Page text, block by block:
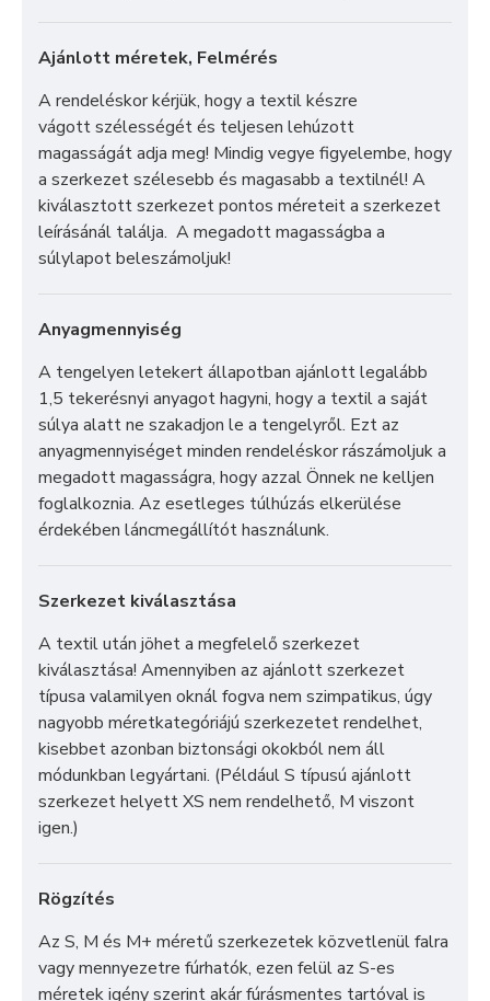
Ajánlott méretek, Felmérés
A rendeléskor kérjük, hogy a textil készre
vágott szélességét és teljesen lehúzott
magasságát adja meg! Mindig vegye figyelembe, hogy
a szerkezet szélesebb és magasabb a textilnél! A
kiválasztott szerkezet pontos méreteit a szerkezet
leírásánál találja. A megadott magasságba a
súlylapot beleszámoljuk!
Anyagmennyiség
A tengelyen letekert állapotban ajánlott legalább
1,5 tekerésnyi anyagot hagyni, hogy a textil a saját
súlya alatt ne szakadjon le a tengelyről. Ezt az
anyagmennyiséget minden rendeléskor rászámoljuk a
megadott magasságra, hogy azzal Önnek ne kelljen
foglalkoznia. Az esetleges túlhúzás elkerülése
érdekében láncmegállítót használunk.
Szerkezet kiválasztása
A textil után jöhet a megfelelő szerkezet
kiválasztása! Amennyiben az ajánlott szerkezet
típusa valamilyen oknál fogva nem szimpatikus, úgy
nagyobb méretkategóriájú szerkezetet rendelhet,
kisebbet azonban biztonsági okokból nem áll
módunkban legyártani. (Például S típusú ajánlott
szerkezet helyett XS nem rendelhető, M viszont
igen.)
Rögzítés
Az S, M és M+ méretű szerkezetek közvetlenül falra
vagy mennyezetre fúrhatók, ezen felül az S-es
méretek igény szerint akár fúrásmentes tartóval is